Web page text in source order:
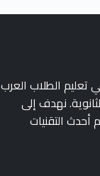
الطلاب العرب
نهدف إلى
أحدث التقنيات